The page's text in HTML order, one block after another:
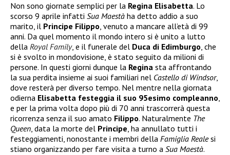
Non sono giornate semplici per la Regina Elisabetta. Lo
scorso 9 aprile infatti Sua Maestà ha detto addio a suo
marito, il Principe Filippo, venuto a mancare all’età di 99
anni. Da quel momento il mondo intero si è unito a lutto
della Royal Family, e il funerale del Duca di Edimburgo, che
si è svolto in mondovisione, è stato seguito da milioni di
persone. In questi giorni dunque la Regina sta affrontando
la sua perdita insieme ai suoi familiari nel Castello di Windsor,
dove resterà per diverso tempo. Nel mentre nella giornata
odierna Elisabetta festeggia il suo 95esimo compleanno,
e per la prima volta dopo più di 70 anni trascorrerà questa
ricorrenza senza il suo amato Filippo. Naturalmente The
Queen, data la morte del Principe, ha annullato tutti i
festeggiamenti, nonostante i membri della Famiglia Realesi
stiano organizzando per fare visita a turno a Sua Maestà.